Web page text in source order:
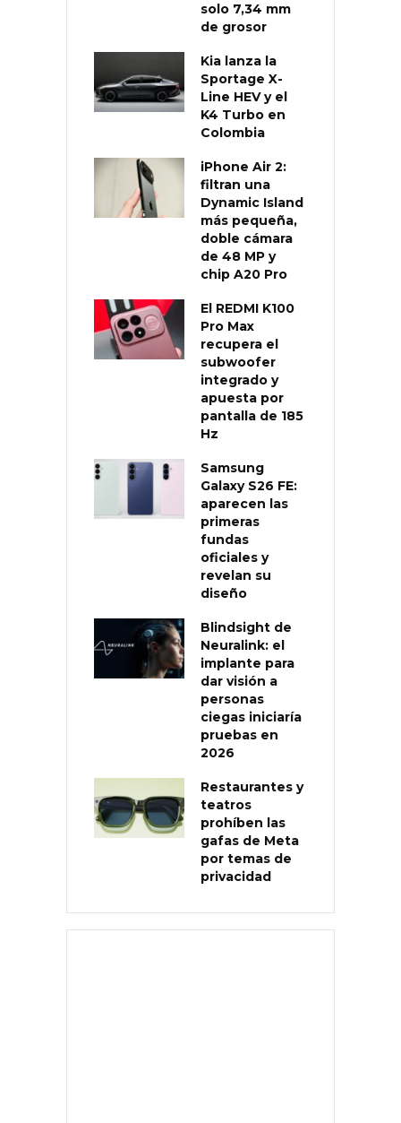
solo 7,34 mm
de grosor
Kia lanza la
Sportage X-
Line HEV y el
K4 Turbo en
Colombia
iPhone Air 2:
filtran una
Dynamic Island
más pequeña,
doble cámara
de 48 MP y
chip A20 Pro
El REDMI K100
Pro Max
recupera el
subwoofer
integrado y
apuesta por
pantalla de 185
Hz
Samsung
Galaxy S26 FE:
aparecen las
primeras
fundas
oficiales y
revelan su
diseño
Blindsight de
Neuralink: el
implante para
dar visión a
personas
ciegas iniciaría
pruebas en
2026
Restaurantes y
teatros
prohíben las
gafas de Meta
por temas de
privacidad